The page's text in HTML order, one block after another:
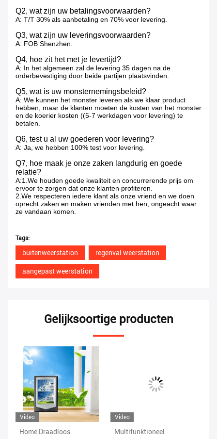
Q2, wat zijn uw betalingsvoorwaarden?
A: T/T 30% als aanbetaling en 70% voor levering.
Q3, wat zijn uw leveringsvoorwaarden?
A: FOB Shenzhen.
Q4, hoe zit het met je levertijd?
A: In het algemeen zal de levering 35 dagen na de
orderbevestiging door beide partijen plaatsvinden.
Q5, wat is uw monsternemingsbeleid?
A: We kunnen het monster leveren als we klaar product
hebben, maar de klanten moeten de kosten van het monster
en de koerier kosten ((5-7 werkdagen voor levering) te
betalen.
Q6, test u al uw goederen voor levering?
A: Ja, we hebben 100% test voor levering.
Q7, hoe maak je onze zaken langdurig en goede
relatie?
A:1.We houden goede kwaliteit en concurrerende prijs om
ervoor te zorgen dat onze klanten profiteren.
2.We respecteren iedere klant als onze vriend en we doen
oprecht zaken en maken vrienden met hen, ongeacht waar
ze vandaan komen.
Tags:
buitenweerstation regenval weerstation
aangepast weerstation
Gelijksoortige producten
Video
Multifunktioneel
Video
Professionele weerstation